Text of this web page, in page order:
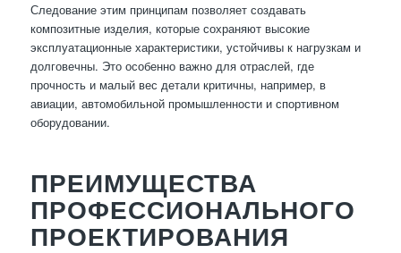
Следование этим принципам позволяет создавать
композитные изделия, которые сохраняют высокие
эксплуатационные характеристики, устойчивы к нагрузкам и
долговечны. Это особенно важно для отраслей, где
прочность и малый вес детали критичны, например, в
авиации, автомобильной промышленности и спортивном
оборудовании.
ПРЕИМУЩЕСТВА
ПРОФЕССИОНАЛЬНОГО
ПРОЕКТИРОВАНИЯ